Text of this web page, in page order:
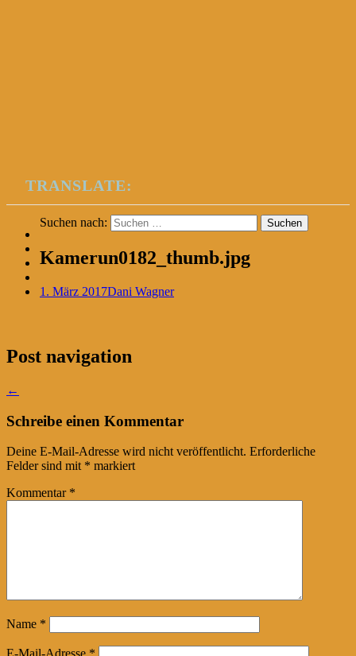
TRANSLATE:
Suchen nach:
Kamerun0182_thumb.jpg
1. März 2017Dani Wagner
Post navigation
←
Schreibe einen Kommentar
Deine E-Mail-Adresse wird nicht veröffentlicht. Erforderliche
Felder sind mit * markiert
Kommentar *
Name *